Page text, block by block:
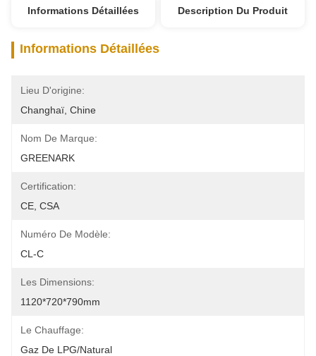
Informations Détaillées Description Du Produit
Informations Détaillées
Lieu D'origine:
Changhaï, Chine
Nom De Marque:
GREENARK
Certification:
CE, CSA
Numéro De Modèle:
CL-C
Les Dimensions:
1120*720*790mm
Le Chauffage:
Gaz De LPG/Natural